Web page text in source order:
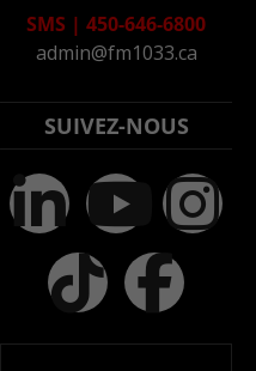
SMS | 450-646-6800
admin@fm1033.ca
SUIVEZ-NOUS